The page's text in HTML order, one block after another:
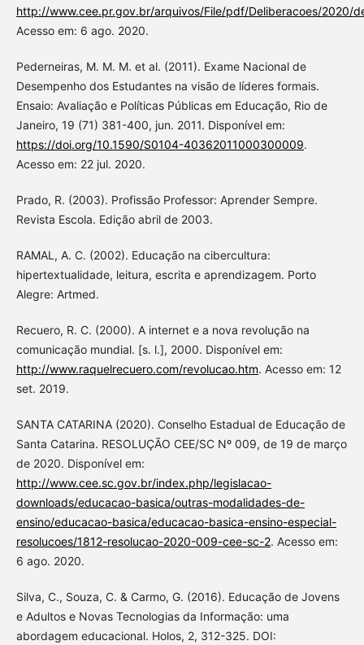
http://www.cee.pr.gov.br/arquivos/File/pdf/Deliberacoes/2020/
Acesso em: 6 ago. 2020.
Pederneiras, M. M. M. et al. (2011). Exame Nacional de
Desempenho dos Estudantes na visão de líderes formais.
Ensaio: Avaliação e Políticas Públicas em Educação, Rio de
Janeiro, 19 (71) 381-400, jun. 2011. Disponível em:
https://doi.org/10.1590/S0104-40362011000300009.
Acesso em: 22 jul. 2020.
Prado, R. (2003). Profissão Professor: Aprender Sempre.
Revista Escola. Edição abril de 2003.
RAMAL, A. C. (2002). Educação na cibercultura:
hipertextualidade, leitura, escrita e aprendizagem. Porto
Alegre: Artmed.
Recuero, R. C. (2000). A internet e a nova revolução na
comunicação mundial. [s. l.], 2000. Disponível em:
http://www.raquelrecuero.com/revolucao.htm. Acesso em: 12
set. 2019.
SANTA CATARINA (2020). Conselho Estadual de Educação de
Santa Catarina. RESOLUÇÃO CEE/SC Nº 009, de 19 de março
de 2020. Disponível em:
http://www.cee.sc.gov.br/index.php/legislacao-
downloads/educacao-basica/outras-modalidades-de-
ensino/educacao-basica/educacao-basica-ensino-especial-
resolucoes/1812-resolucao-2020-009-cee-sc-2. Acesso em:
6 ago. 2020.
Silva, C., Souza, C. & Carmo, G. (2016). Educação de Jovens
e Adultos e Novas Tecnologias da Informação: uma
abordagem educacional. Holos, 2, 312-325. DOI: